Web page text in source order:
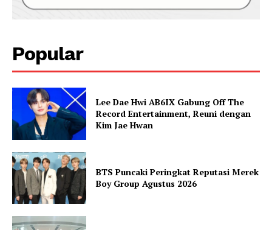
Popular
Lee Dae Hwi AB6IX Gabung Off The
Record Entertainment, Reuni dengan
Kim Jae Hwan
BTS Puncaki Peringkat Reputasi Merek
Boy Group Agustus 2026